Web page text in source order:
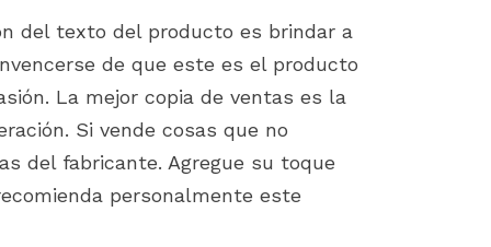
del texto del producto es brindar a
de que este es el producto
La mejor copia de ventas es la
Si vende cosas que no
del fabricante. Agregue su toque
personalmente este